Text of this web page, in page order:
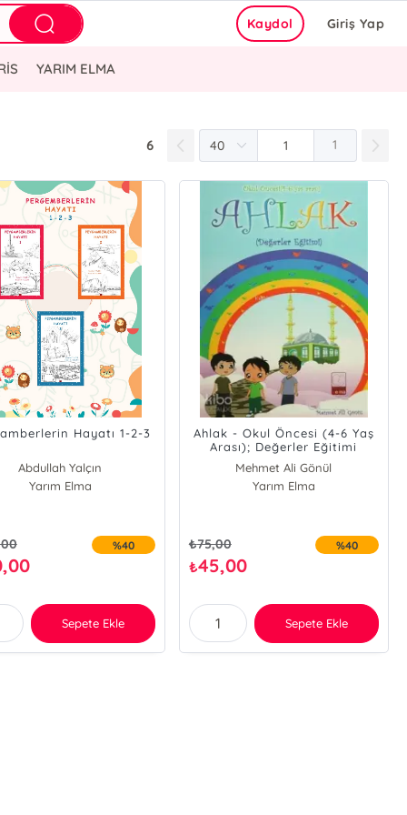
Giriş Yap
Kaydol
YARIM ELMA
6 1
Hayatı 1-2-3
Abdullah Yalçın
Hasan Kutulman
Yarım Elma
%40
Sepete Ekle
Ahlak - Okul Öncesi (4-6 Yaş
Arası); Değerler Eğitimi
Mehmet Ali Gönül
Yarım Elma
₺75,00
₺45,00
%40
Sepete Ekle